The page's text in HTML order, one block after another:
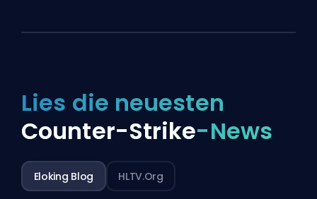
Lies die neuesten
Counter-Strike-News
Eloking Blog HLTV.org